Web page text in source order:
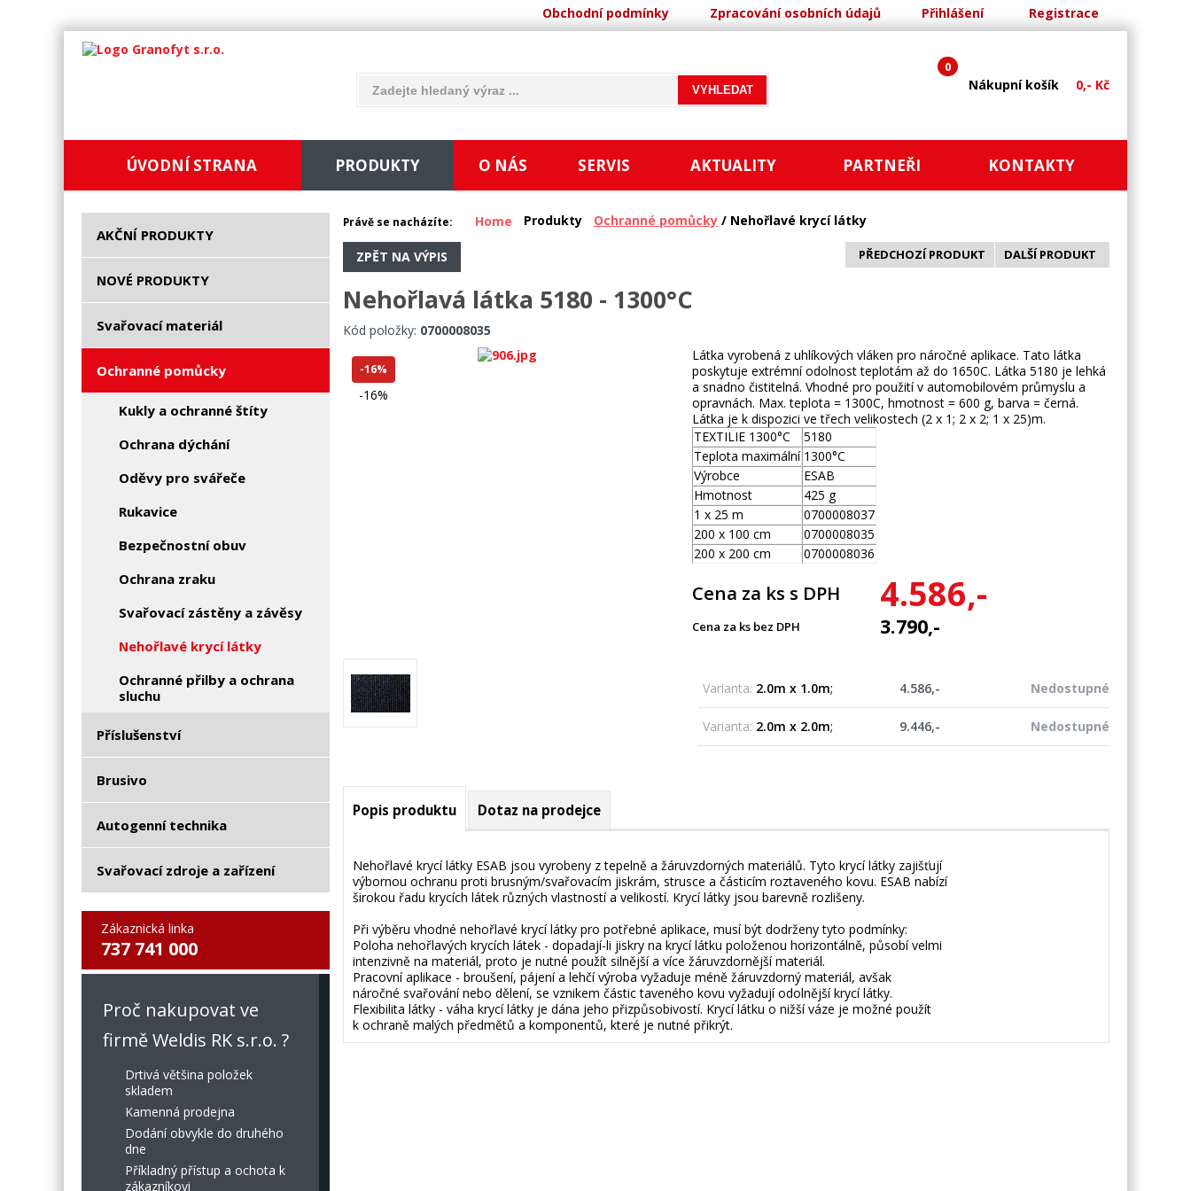
Obchodní podmínky Zpracování osobních údajů Přihlášení Registrace
Nákupní košík 0,- Kč
0
ÚVODNÍ STRANA PRODUKTY O NÁS SERVIS AKTUALITY PARTNEŘI KONTAKTY
AKČNÍ PRODUKTY
NOVÉ PRODUKTY
Svařovací materiál
Ochranné pomůcky
Kukly a ochranné štíty
Ochrana dýchání
Oděvy pro svářeče
Rukavice
Bezpečnostní obuv
Ochrana zraku
Svařovací zástěny a závěsy
Nehořlavé krycí látky
Ochranné přilby a ochrana
sluchu
Příslušenství
Brusivo
Autogenní technika
Svařovací zdroje a zařízení
Zákaznická linka
737 741 000
Proč nakupovat ve
firmě Weldis RK s.r.o. ?
Drtivá většina položek
skladem
Kamenná prodejna
Dodání obvykle do druhého
dne
Příkladný přístup a ochota k
zákazníkovi
Právě se nacházíte: Home Produkty Ochranné pomůcky / Nehořlavé krycí látky
ZPĚT NA VÝPIS DALŠÍ PRODUKT
PŘEDCHOZÍ PRODUKT
Nehořlavá látka 5180 - 1300°C
Kód položky: 0700008035
-16%
-16%
Látka vyrobená z uhlíkových vláken pro náročné aplikace. Tato látka
poskytuje extrémní odolnost teplotám až do 1650C. Látka 5180 je lehká
a snadno čistitelná. Vhodné pro použití v automobilovém průmyslu a
opravnách. Max. teplota = 1300C, hmotnost = 600 g, barva = černá.
Látka je k dispozici ve třech velikostech (2 x 1; 2 x 2; 1 x 25)m.
TEXTILIE 1300°C
5180
Teplota maximální 1300°C
Výrobce
ESAB
Hmotnost
425 g
1 x 25 m
0700008037
200 x 100 cm
0700008035
200 x 200 cm
0700008036
Cena za ks s DPH 4.586,-
Cena za ks bez DPH 3.790,-
Varianta: 2.0m x 1.0m; 4.586,- Nedostupné
Varianta: 2.0m x 2.0m; 9.446,- Nedostupné
Popis produktu Dotaz na prodejce
Nehořlavé krycí látky ESAB jsou vyrobeny z tepelně a žáruvzdorných materiálů. Tyto krycí látky zajišťují
výbornou ochranu proti brusným/svařovacím jiskrám, strusce a částicím roztaveného kovu. ESAB nabízí
širokou řadu krycích látek různých vlastností a velikostí. Krycí látky jsou barevně rozlišeny.
Při výběru vhodné nehořlavé krycí látky pro potřebné aplikace, musí být dodrženy tyto podmínky:
Poloha nehořlavých krycích látek - dopadají-li jiskry na krycí látku položenou horizontálně, působí velmi
intenzivně na materiál, proto je nutné použít silnější a více žáruvzdornější materiál.
Pracovní aplikace - broušení, pájení a lehčí výroba vyžaduje méně žáruvzdorný materiál, avšak
náročné svařování nebo dělení, se vznikem částic taveného kovu vyžadují odolnější krycí látky.
Flexibilita látky - váha krycí látky je dána jeho přizpůsobivostí. Krycí látku o nižší váze je možné použít
k ochraně malých předmětů a komponentů, které je nutné přikrýt.